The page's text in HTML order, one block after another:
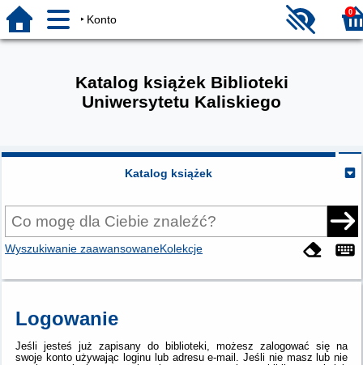
Konto
0
Katalog książek Biblioteki
Uniwersytetu Kaliskiego
Katalog książek
Wyszukiwanie zaawansowaneKolekcje
Logowanie
Jeśli jesteś już zapisany do biblioteki, możesz zalogować się na
swoje konto używając loginu lub adresu e-mail.
Jeśli nie masz lub nie